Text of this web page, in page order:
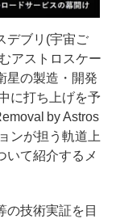
デブリ(宇宙ご
アストロスケー
星の製造・開発
に打ち上げを予
by Astros
ンが担う軌道上
いて紹介するメ
の技術実証を目